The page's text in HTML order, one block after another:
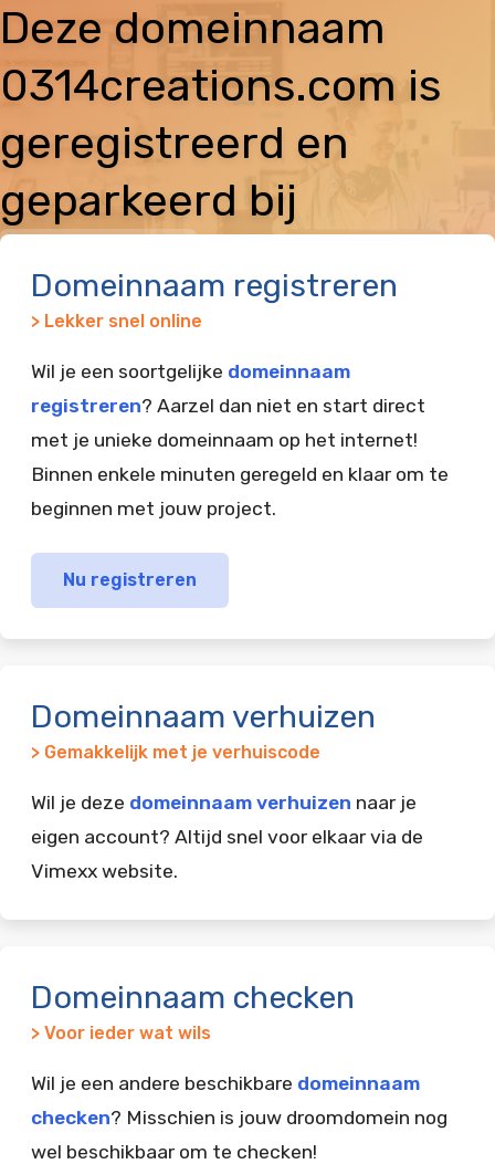
Deze domeinnaam
0314creations.com is
geregistreerd en
geparkeerd bij
Domeinnaam registreren
> Lekker snel online
Wil je een soortgelijke domeinnaam
registreren? Aarzel dan niet en start direct
met je unieke domeinnaam op het internet!
Binnen enkele minuten geregeld en klaar om te
beginnen met jouw project.
Nu registreren
Domeinnaam verhuizen
> Gemakkelijk met je verhuiscode
Wil je deze domeinnaam verhuizen naar je
eigen account? Altijd snel voor elkaar via de
Vimexx website.
Domeinnaam checken
> Voor ieder wat wils
Wil je een andere beschikbare domeinnaam
checken? Misschien is jouw droomdomein nog
wel beschikbaar om te checken!